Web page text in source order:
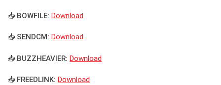
📥 BOWFILE: Download
📥 SENDCM: Download
📥 BUZZHEAVIER: Download
📥 FREEDLINK: Download